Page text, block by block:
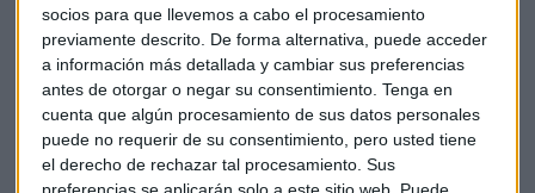
socios para que llevemos a cabo el procesamiento
previamente descrito. De forma alternativa, puede acceder
a información más detallada y cambiar sus preferencias
antes de otorgar o negar su consentimiento. Tenga en
cuenta que algún procesamiento de sus datos personales
puede no requerir de su consentimiento, pero usted tiene
el derecho de rechazar tal procesamiento. Sus
preferencias se aplicarán solo a este sitio web. Puede
También Macy’s quiere ampliar su equipo de datos. Pero no
sólo hablamos de la industria minorista. En general, los
empleadores de todas las industrias quieren incorporar
científicos de datos a sus filas y los anuncios de trabajo para
este puesto han alcanzado máximos históricos.